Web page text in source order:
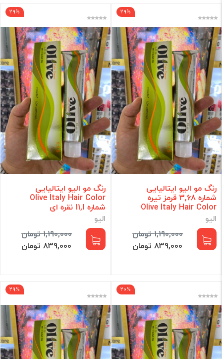
برند
فقط کالاهای موجود
فیلتر براساس قیمت :
قیمت:0 - 839,000 تومان
فیلتر
29%
رنگ مو الیو ایتالیایی
شماره 3,68 قرمز تیره
Olive Italy Hair Color
الیو
1,190,000 تومان
839,000 تومان
29%
رنگ مو الیو ایتالیایی
Olive Italy Hair Color
شماره 11,1 نقره ای
الیو
1,190,000 تومان
839,000 تومان
20%
29%